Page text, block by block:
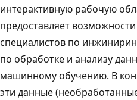
интерактивную рабочую
предоставляет
специалистов по
по обработке и анализу
машинному обучению. В
эти данные